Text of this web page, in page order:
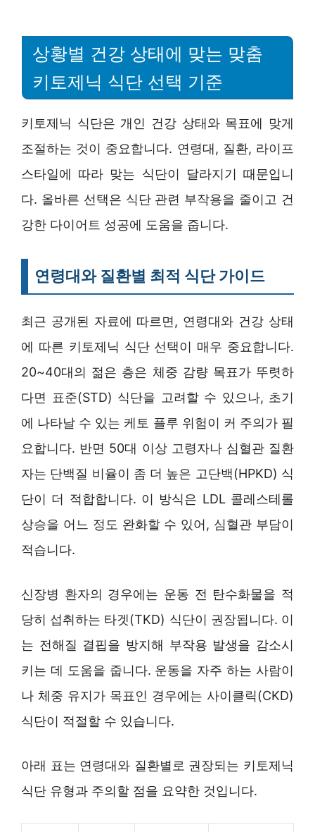
상황별 건강 상태에 맞는 맞춤
키토제닉 식단 선택 기준
키토제닉 식단은 개인 건강 상태와 목표에 맞게
조절하는 것이 중요합니다. 연령대, 질환, 라이프
스타일에 따라 맞는 식단이 달라지기 때문입니
다. 올바른 선택은 식단 관련 부작용을 줄이고 건
강한 다이어트 성공에 도움을 줍니다.
연령대와 질환별 최적 식단 가이드
최근 공개된 자료에 따르면, 연령대와 건강 상태
에 따른 키토제닉 식단 선택이 매우 중요합니다.
20~40대의 젊은 층은 체중 감량 목표가 뚜렷하
다면 표준(STD) 식단을 고려할 수 있으나, 초기
에 나타날 수 있는 케토 플루 위험이 커 주의가 필
요합니다. 반면 50대 이상 고령자나 심혈관 질환
자는 단백질 비율이 좀 더 높은 고단백(HPKD) 식
단이 더 적합합니다. 이 방식은 LDL 콜레스테롤
상승을 어느 정도 완화할 수 있어, 심혈관 부담이
적습니다.
신장병 환자의 경우에는 운동 전 탄수화물을 적
당히 섭취하는 타겟(TKD) 식단이 권장됩니다. 이
는 전해질 결핍을 방지해 부작용 발생을 감소시
키는 데 도움을 줍니다. 운동을 자주 하는 사람이
나 체중 유지가 목표인 경우에는 사이클릭(CKD)
식단이 적절할 수 있습니다.
아래 표는 연령대와 질환별로 권장되는 키토제닉
식단 유형과 주의할 점을 요약한 것입니다.